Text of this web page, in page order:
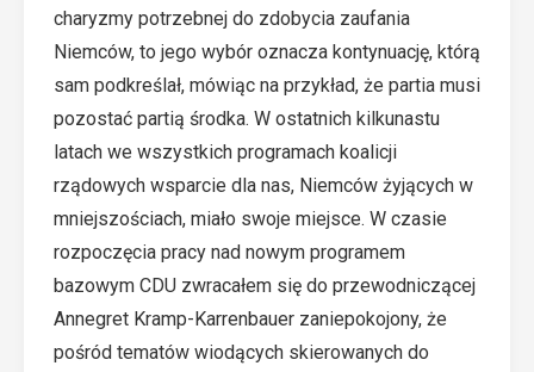
charyzmy potrzebnej do zdobycia zaufania
Niemców, to jego wybór oznacza kontynuację, którą
sam podkreślał, mówiąc na przykład, że partia musi
pozostać partią środka. W ostatnich kilkunastu
latach we wszystkich programach koalicji
rządowych wsparcie dla nas, Niemców żyjących w
mniejszościach, miało swoje miejsce. W czasie
rozpoczęcia pracy nad nowym programem
bazowym CDU zwracałem się do przewodniczącej
Annegret Kramp-Karrenbauer zaniepokojony, że
pośród tematów wiodących skierowanych do